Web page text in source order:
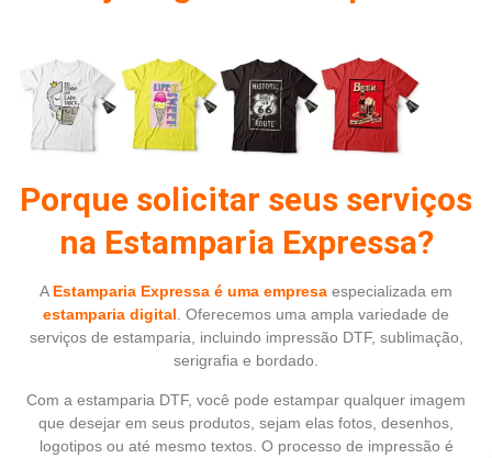
Porque solicitar seus serviços
na Estamparia Expressa?
A Estamparia Expressa é uma empresa especializada em
estamparia digital . Oferecemos uma ampla variedade de
serviços de estamparia, incluindo impressão DTF, sublimação,
serigrafia e bordado.
Com a estamparia DTF, você pode estampar qualquer imagem
que desejar em seus produtos, sejam elas fotos, desenhos,
logotipos ou até mesmo textos. O processo de impressão é